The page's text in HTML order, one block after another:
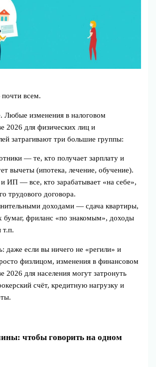
всем.
Любые изменения в налоговом
2026 для физических лиц и
затрагивают три большие группы:
— те, кто получает зарплату и
вычеты (ипотека, лечение, обучение).
ИП — все, кто зарабатывает «на себе»,
трудового договора.
доходами — сдача квартиры,
бумаг, фриланс «по знакомым», доходы
т.п.
даже если вы ничего не «регили» и
физлицом, изменения в финансовом
2026 для населения могут затронуть
счёт, кредитную нагрузку и
чтобы говорить на одном